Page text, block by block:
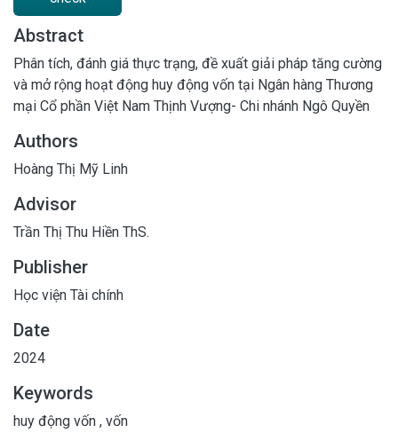
Abstract
Phân tích, đánh giá thực trạng, đề xuất giải pháp tăng cường
và mở rộng hoạt động huy động vốn tại Ngân hàng Thương
mại Cổ phần Việt Nam Thịnh Vượng- Chi nhánh Ngô Quyền
Authors
Hoàng Thị Mỹ Linh
Advisor
Trần Thị Thu Hiền ThS.
Publisher
Học viện Tài chính
Date
2024
Keywords
huy động vốn , vốn